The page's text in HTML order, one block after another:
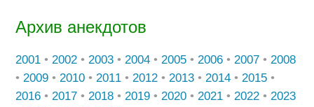
Архив анекдотов
2001 • 2002 • 2003 • 2004 • 2005 • 2006 • 2007 • 2008
• 2009 • 2010 • 2011 • 2012 • 2013 • 2014 • 2015 •
2016 • 2017 • 2018 • 2019 • 2020 • 2021 • 2022 • 2023